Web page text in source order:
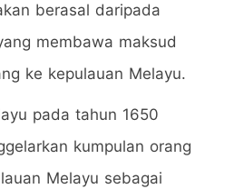
berasal daripada
membawa maksud
ke kepulauan Melayu.
pada tahun 1650
kumpulan orang
Melayu sebagai